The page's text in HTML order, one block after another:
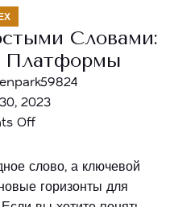
Словами:
Платформы
2023
Off
слово, а ключевой
горизонты для